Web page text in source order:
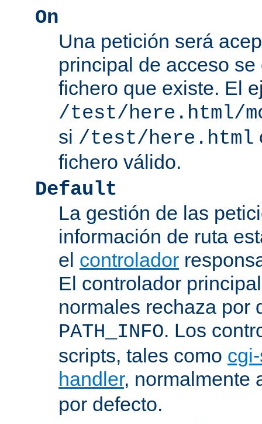
On
Una petición será
principal de acceso
fichero que existe. El
/test/here.html/
si /test/here.html
fichero válido.
Default
La gestión de las
información de ruta
el controlador
El controlador
normales rechaza por
PATH_INFO. Los
scripts, tales como
handler, normalmente
por defecto.